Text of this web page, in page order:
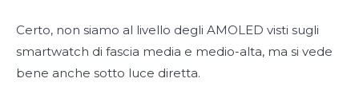
Certo, non siamo al livello degli AMOLED visti sugli
smartwatch di fascia media e medio-alta, ma si vede
bene anche sotto luce diretta.